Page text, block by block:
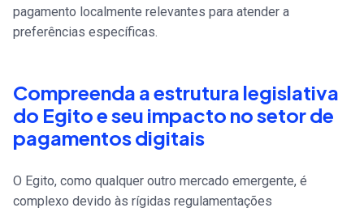
pagamento localmente relevantes para atender a
preferências específicas.
Compreenda a estrutura legislativa
do Egito e seu impacto no setor de
pagamentos digitais
O Egito, como qualquer outro mercado emergente, é
complexo devido às rígidas regulamentações